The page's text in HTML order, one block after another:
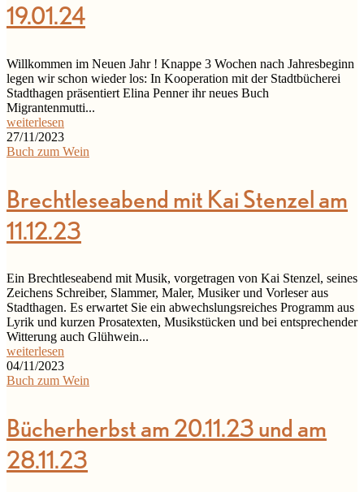
19.01.24
Willkommen im Neuen Jahr ! Knappe 3 Wochen nach Jahresbeginn
legen wir schon wieder los: In Kooperation mit der Stadtbücherei
Stadthagen präsentiert Elina Penner ihr neues Buch
Migrantenmutti...
weiterlesen
27/11/2023
Buch zum Wein
Brechtleseabend mit Kai Stenzel am
11.12.23
Ein Brechtleseabend mit Musik, vorgetragen von Kai Stenzel, seines
Zeichens Schreiber, Slammer, Maler, Musiker und Vorleser aus
Stadthagen. Es erwartet Sie ein abwechslungsreiches Programm aus
Lyrik und kurzen Prosatexten, Musikstücken und bei entsprechender
Witterung auch Glühwein...
weiterlesen
04/11/2023
Buch zum Wein
Bücherherbst am 20.11.23 und am
28.11.23